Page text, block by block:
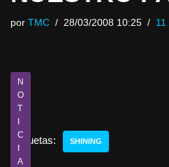
por TMC 28/03/2008 10:25
N
O
T
I
C
I
A
Etiquetas: SHINING